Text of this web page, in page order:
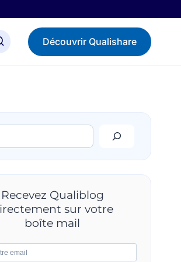
Découvrir Qualishare
Recevez Qualiblog
sur votre
boîte mail